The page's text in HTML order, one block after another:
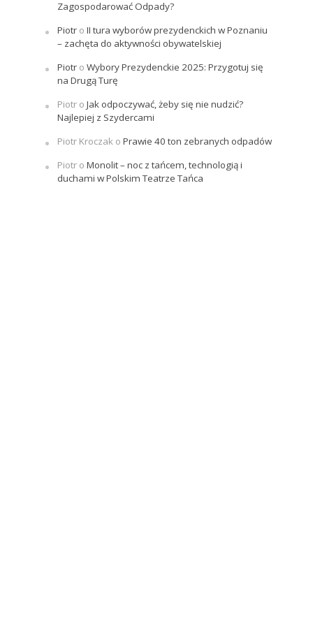
Zagospodarować Odpady?
Piotro II tura wyborów prezydenckich w Poznaniu
– zachęta do aktywności obywatelskiej
Piotro Wybory Prezydenckie 2025: Przygotuj się
na Drugą Turę
Piotro Jak odpoczywać, żeby się nie nudzić?
Najlepiej z Szydercami
Piotr Kroczak o Prawie 40 ton zebranych odpadów
Piotro Monolit – noc z tańcem, technologią i
duchami w Polskim Teatrze Tańca